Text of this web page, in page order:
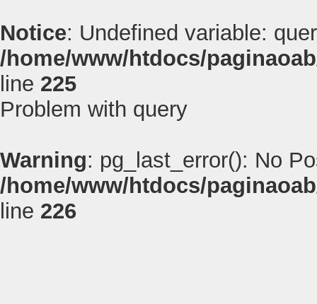
Notice: Undefined variable:
/home/www/htdocs/
line 225
Problem with query
Warning: pg_last_error(): No
/home/www/htdocs/
line 226